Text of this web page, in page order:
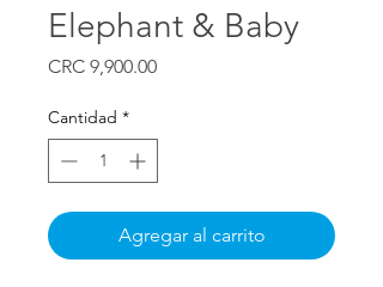
Elephant & Baby
CRC 9,900.00Precio
Cantidad *
Agregar al carrito